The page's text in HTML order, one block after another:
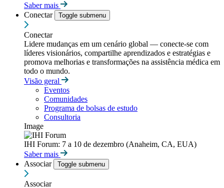
Saber mais
Conectar
Toggle submenu
Conectar
Lidere mudanças em um cenário global — conecte-se com
líderes visionários, compartilhe aprendizados e estratégias e
promova melhorias e transformações na assistência médica em
todo o mundo.
Visão geral
Eventos
Comunidades
Programa de bolsas de estudo
Consultoria
Image
IHI Forum: 7 a 10 de dezembro (Anaheim, CA, EUA)
Saber mais
Associar
Toggle submenu
Associar